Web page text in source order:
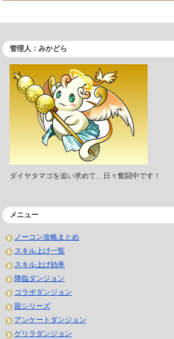
管理人：みかどら
ダイヤタマゴを追い求めて、日々奮闘中です！
メニュー
ノーコン攻略まとめ
スキル上げ一覧
スキル上げ効率
降臨ダンジョン
コラボダンジョン
龍シリーズ
アンケートダンジョン
ゲリラダンジョン